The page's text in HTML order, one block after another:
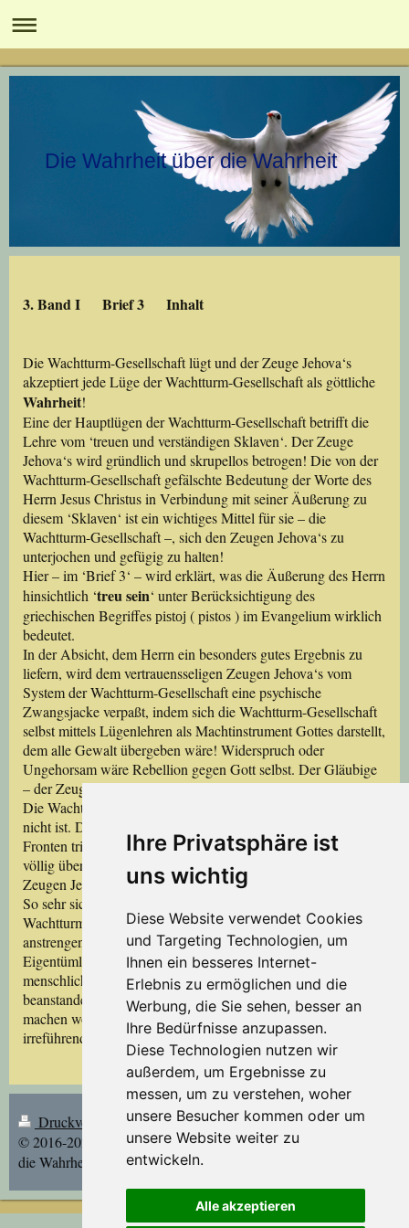
Ihre Privatsphäre ist
uns wichtig
Diese Website verwendet Cookies
und Targeting Technologien, um
Ihnen ein besseres Internet-
Erlebnis zu ermöglichen und die
Werbung, die Sie sehen, besser an
Ihre Bedürfnisse anzupassen.
Diese Technologien nutzen wir
außerdem, um Ergebnisse zu
messen, um zu verstehen, woher
unsere Besucher kommen oder um
unsere Website weiter zu
entwickeln.
Alle akzeptieren
Die Wahrheit über die Wahrheit
3. Band I Brief 3 Inhalt
Die Wachtturm-Gesellschaft lügt und der Zeuge Jehova‘s
akzeptiert jede Lüge der Wachtturm-Gesellschaft als göttliche
Wahrheit!
Eine der Hauptlügen der Wachtturm-Gesellschaft betrifft die
Lehre vom ‘treuen und verständigen Sklaven‘. Der Zeuge
Jehova‘s wird gründlich und skrupellos betrogen! Die von der
Wachtturm-Gesellschaft gefälschte Bedeutung der Worte des
Herrn Jesus Christus in Verbindung mit seiner Äußerung zu
diesem ‘Sklaven‘ ist ein wichtiges Mittel für sie – die
Wachtturm-Gesellschaft –, sich den Zeugen Jehova‘s zu
unterjochen und gefügig zu halten!
Hier – im ‘Brief 3‘ – wird erklärt, was die Äußerung des Herrn
hinsichtlich ‘treu sein‘ unter Berücksichtigung des
griechischen Begriffes pistoj ( pistos ) im Evangelium wirklich
bedeutet.
In der Absicht, dem Herrn ein besonders gutes Ergebnis zu
liefern, wird dem vertrauensseligen Zeugen Jehova‘s vom
System der Wachtturm-Gesellschaft eine psychische
Zwangsjacke verpaßt, indem sich die Wachtturm-Gesellschaft
selbst mittels Lügenlehren als Machtinstrument Gottes darstellt,
dem alle Gewalt übergeben wäre! Widerspruch oder
Ungehorsam wäre Rebellion gegen Gott selbst. Der Gläubige
– der Zeuge Jehova‘s – zittert!
Die Wachtturm-Gesellschaft stellt sich als etwas dar, was sie
nicht ist. Das hat zur Folge, daß sie ständig und an allen
Fronten tricksen – also lügen und betrügen – muß. Ohne ihre
völlig überzogenen Ansprüche könnte sie als Dienerin der
Zeugen Jehova‘s im Sinne des Herrn viel Gutes bewirken.
So sehr sich auch alle mitarbeitenden Zeugen Jehova‘s bei der
Wachtturm-Gesellschaft und auch in den Versammlungen
anstrengen – und sie strengen sich wirklichan –, sind die
Eigentümlichkeiten menschlichen Wirken‘s und vor allem
menschlichen
Denken‘sunverkennbar. Daran gäbe es nichts zu
beanstanden, würde man sich nicht weit über andere erhaben
machen wollen! Die Wachtturm-Gesellschaft geht hier
irreführend voran!
Druckversion
Sitemap
© 2016-2021 Die Wahrheit über
die Wahrheit | Stand: 9.12.2021/jd
Login